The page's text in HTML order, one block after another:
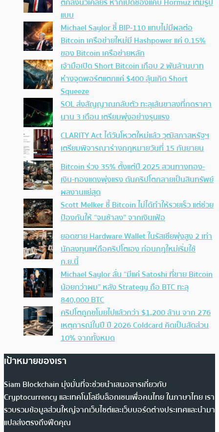
แบบ
Michael Saylor ชี้ BIP-110 แทบไม่มีผลต่อ
Bitcoin เครือข่ายใหม่มี Hashpower แค่ 0.15%
ของ Bitcoin เครือข่ายหลัก
เจ้ามือเปิด Short Bitcoin เกือบ 2 พันล้านบาท
ห่างจุดพอร์ตแตกแค่ $400 ลุ้นเกิด Short
Squeeze
SOL ส่งสัญญาณกลับตัว ทะลุเส้นขาลงที่กดราคา
นาน 3 เดือน เตรียมพุ่งอย่างรุนแรง
CLARITY Act ได้วันโหวตใหม่แล้ว วุฒิสภาสหรัฐฯ
เตรียมพิจารณาร่างกฎหมายวันที่ 15 กันยายน
Bitcoin ร่วง 35% ตั้งแต่ปี 2025 สวนทางทอง-
เงิน-ทองแดงพุ่งแรง ดันคริปโตกลายเป็นสินทรัพย์
ผลงานแย่สุด
Scott Melker ชี้ Bitcoin ไม่ได้ทำให้รวยเร็ว แต่ช่วย
ป้องกันให้ “จนช้าลง” จากเงินเฟ้อ
ยอดขาย Hardware Wallet ในรัสเซียพุ่งสูง 2 เท่า
นักลงทุนแห่ถือคริปโตเอง ก่อนกฎใหม่เริ่มใช้
ก.ย.นี้
Michael Saylor ลั่น “มีแค่ Satoshi ที่ขาย Bitcoin
น้อยกว่าผม” หลัง Strategy ถือ BTC ทะลุ
840,000 BTC
คริปโตถูกขโมยไปแล้วกว่า $1,200 ล้าน จาก 276
เหตุการณ์ในปี ปี 2026 Coldcard คิดเป็นสัดส่วน
10% จากทั้งหมด
เป้าหมายของเรา
Siam Blockchain มุ่งมั่นที่จะช่วยนำเสนอสารเกี่ยวกับ
Cryptocurrency และเทคโนโลยีบล็อกเชนเพื่อคนไทย ในภาษาไทย เรา
รวบรวมข้อมูลส่วนใหญ่จากเว็บไซต์และเว็บบอร์ดต่างประเทศและนำมา
แปลส่งตรงถึงฟีดคุณ